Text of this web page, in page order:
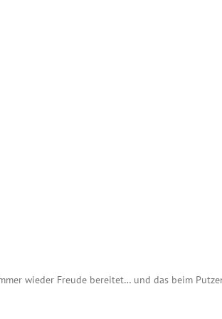
wieder Freude bereitet… und das beim